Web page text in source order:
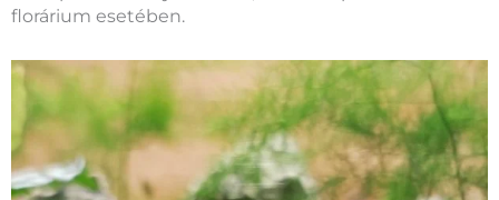
florárium esetében.